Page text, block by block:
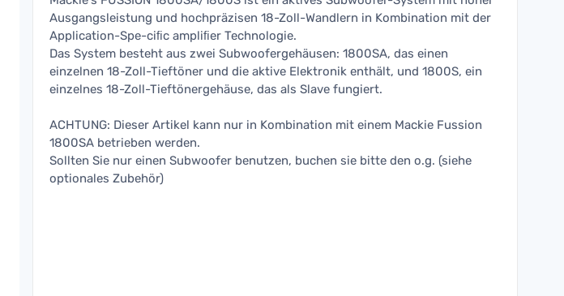
Ausgangsleistung und hochpräzisen 18-Zoll-Wandlern in Kombination mit der
Application-Spe-ciﬁc ampliﬁer Technologie.
Das System besteht aus zwei Subwoofergehäusen: 1800SA, das einen
einzelnen 18-Zoll-Tieftöner und die aktive Elektronik enthält, und 1800S, ein
einzelnes 18-Zoll-Tieftönergehäuse, das als Slave fungiert.
ACHTUNG: Dieser Artikel kann nur in Kombination mit einem Mackie Fussion
1800SA betrieben werden.
Sollten Sie nur einen Subwoofer benutzen, buchen sie bitte den o.g. (siehe
optionales Zubehör)